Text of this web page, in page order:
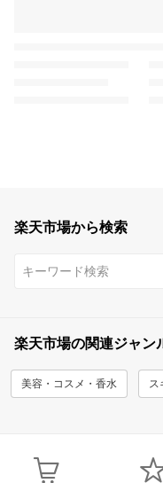
楽天市場から検索
楽天市場の関連ジャン
美容・コスメ・香水 ス